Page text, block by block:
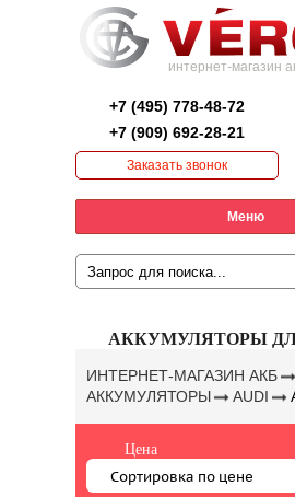
интернет-магазин
+7 (495) 778-48-72
+7 (909) 692-28-21
Заказать звонок
Меню
АККУМУЛЯТОРЫ
ИНТЕРНЕТ-МАГАЗИН АКБ
АККУМУЛЯТОРЫ
AUDI
Цена